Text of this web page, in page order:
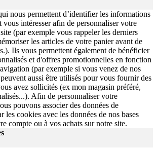
nous permettent d’identifier les informations
intéresser afin de personnaliser votre
(par exemple vous rappeler les derniers
les articles de votre panier avant de
Ils vous permettent également de bénéficier
et d'offres promotionnelles en fonction
(par exemple si vous venez de nos
aussi être utilisés pour vous fournir des
avez sollicités (ex mon magasin préféré,
Afin de personnaliser votre
pouvons associer des données de
les cookies avec les données de nos bases
compte ou à vos achats sur notre site.